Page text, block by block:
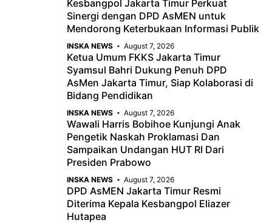
o
o
k
A
p
p
a
m
Kesbangpol Jakarta Timur Perkuat
Sinergi dengan DPD AsMEN untuk
Mendorong Keterbukaan Informasi Publik
INSKA NEWS August 7, 2026
Ketua Umum FKKS Jakarta Timur
Syamsul Bahri Dukung Penuh DPD
AsMen Jakarta Timur, Siap Kolaborasi di
Bidang Pendidikan
INSKA NEWS August 7, 2026
Wawali Harris Bobihoe Kunjungi Anak
Pengetik Naskah Proklamasi Dan
Sampaikan Undangan HUT RI Dari
Presiden Prabowo
INSKA NEWS August 7, 2026
DPD AsMEN Jakarta Timur Resmi
Diterima Kepala Kesbangpol Eliazer
Hutapea